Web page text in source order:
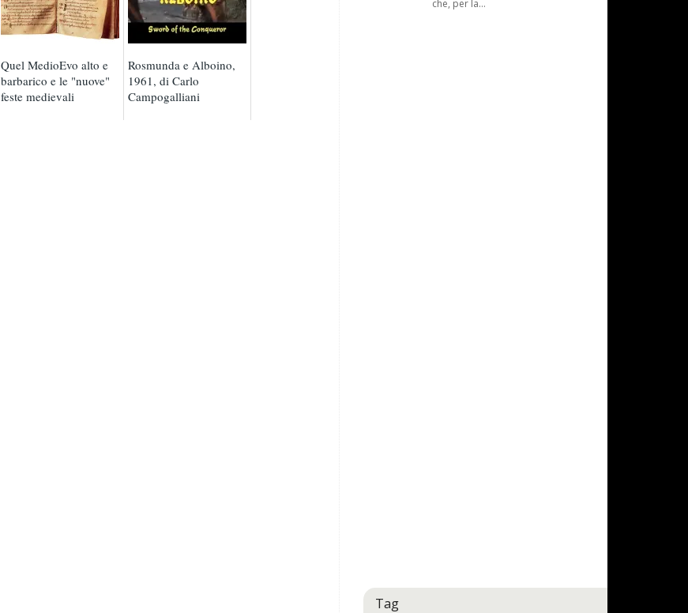
Quel MedioEvo alto e
barbarico e le "nuove"
feste medievali
Rosmunda e Alboino,
1961, di Carlo
Campogalliani
Tag